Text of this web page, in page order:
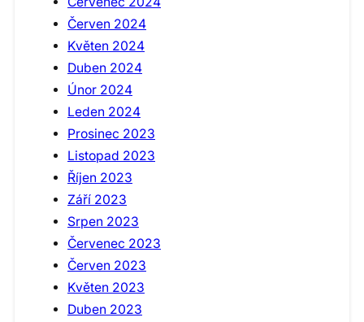
Červen 2024
Květen 2024
Duben 2024
Únor 2024
Leden 2024
Prosinec 2023
Listopad 2023
Říjen 2023
Září 2023
Srpen 2023
Červenec 2023
Červen 2023
Květen 2023
Duben 2023